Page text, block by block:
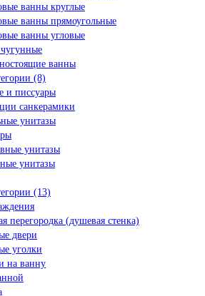
ванны круглые
ванны прямоугольные
ванны угловые
ванны
(8)
и писсуары
санкерамики
унитазы
унитазы
унитазы
(13)
перегородка (душевая стенка)
двери
уголки
на ванну